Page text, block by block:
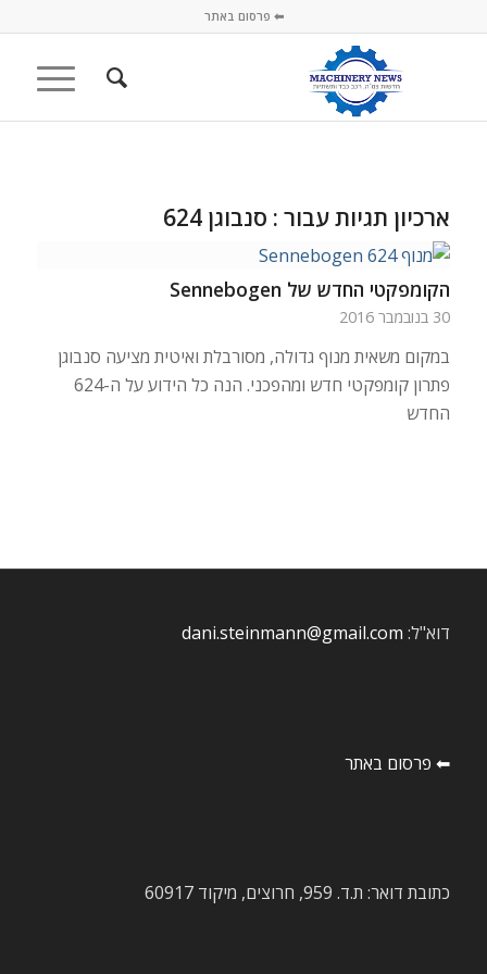
⬅ פרסום באתר
ארכיון תגיות עבור : סנבוגן 624
הקומפקטי החדש של Sennebogen
30 בנובמבר 2016
במקום משאית מנוף גדולה, מסורבלת ואיטית מציעה סנבוגן
פתרון קומפקטי חדש ומהפכני. הנה כל הידוע על ה-624
החדש
דוא"ל: dani.steinmann@gmail.com
⬅ פרסום באתר
כתובת דואר: ת.ד. 959, חרוצים, מיקוד 60917